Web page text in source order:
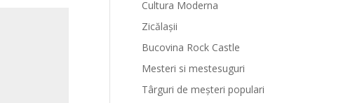
Cultura Moderna
Zicălașii
Bucovina Rock Castle
Mesteri si mestesuguri
Târguri de meșteri populari